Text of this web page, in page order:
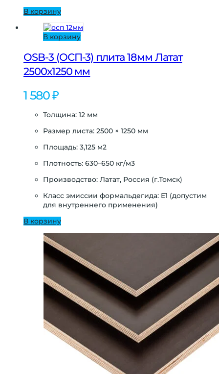
В корзину
В корзину
OSB-3 (ОСП-3) плита 18мм Латат
2500х1250 мм
1 580₽
Толщина: 12 мм
Размер листа: 2500 × 1250 мм
Площадь: 3,125 м2
Плотность: 630–650 кг/м3
Производство: Латат, Россия (г.Томск)
Класс эмиссии формальдегида: E1 (допустим
для внутреннего применения)
В корзину